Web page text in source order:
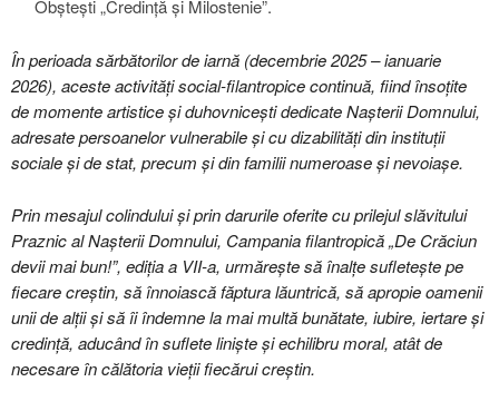
Obștești „Credință și Milostenie”.
În perioada sărbătorilor de iarnă (decembrie 2025 – ianuarie
2026), aceste activități social-filantropice continuă, fiind însoțite
de momente artistice și duhovnicești dedicate Nașterii Domnului,
adresate persoanelor vulnerabile și cu dizabilități din instituții
sociale și de stat, precum și din familii numeroase și nevoiașe.
Prin mesajul colindului și prin darurile oferite cu prilejul slăvitului
Praznic al Nașterii Domnului, Campania filantropică „De Crăciun
devii mai bun!”, ediția a VII-a, urmărește să înalțe sufletește pe
fiecare creștin, să înnoiască făptura lăuntrică, să apropie oamenii
unii de alții și să îi îndemne la mai multă bunătate, iubire, iertare și
credință, aducând în suflete liniște și echilibru moral, atât de
necesare în călătoria vieții fiecărui creștin.